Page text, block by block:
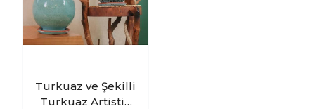
Turkuaz ve Şekilli
Turkuaz Artistik